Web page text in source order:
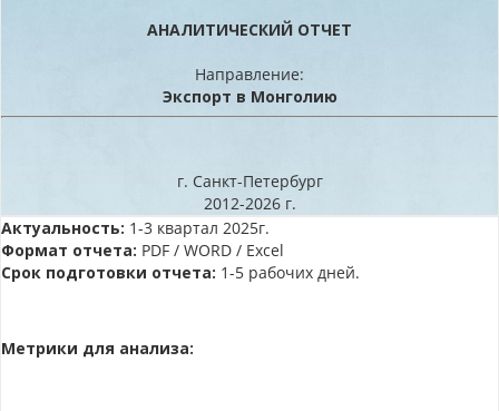
АНАЛИТИЧЕСКИЙ ОТЧЕТ
Направление:
Экспорт в Монголию
г. Санкт-Петербург
2012-2026 г.
Актуальность: 1-3 квартал 2025г.
Формат отчета: PDF / WORD / Excel
Срок подготовки отчета: 1-5 рабочих дней.
Метрики для анализа: